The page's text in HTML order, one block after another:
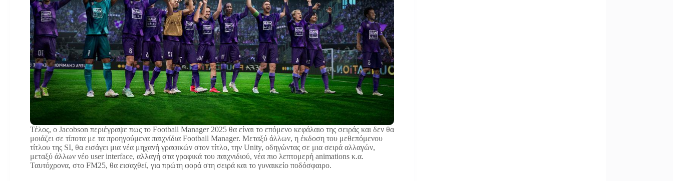
Τέλος, ο Jacobson περιέγραψε πως το Football Manager 2025 θα είναι το επόμενο κεφάλαιο της σειράς και δεν θα
μοιάζει σε τίποτα με τα προηγούμενα παιχνίδια Football Manager. Μεταξύ άλλων, η έκδοση του μεθεπόμενου
τίτλου της SI, θα εισάγει μια νέα μηχανή γραφικών στον τίτλο, την Unity, οδηγώντας σε μια σειρά αλλαγών,
μεταξύ άλλων νέο user interface, αλλαγή στα γραφικά του παιχνιδιού, νέα πιο λεπτομερή animations κ.α.
Ταυτόχρονα, στο FM25, θα εισαχθεί, για πρώτη φορά στη σειρά και το γυναικείο ποδόσφαιρο.